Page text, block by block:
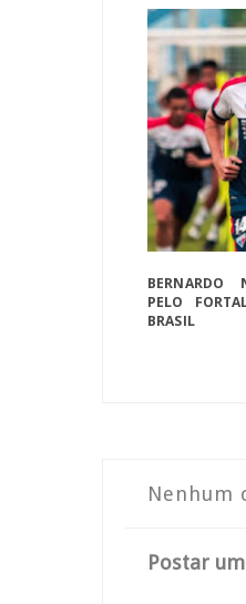
BERNARDO
PELO
BRASIL
Nenhum
Postar